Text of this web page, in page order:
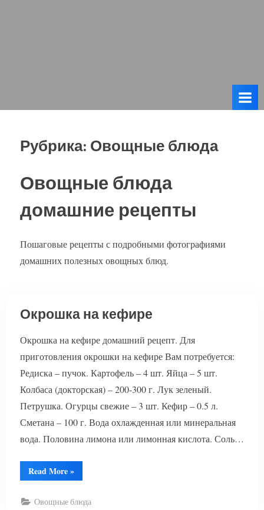
Рубрика: Овощные блюда
Овощные блюда
домашние рецепты
Пошаговые рецепты с подробными фотографиями
домашних полезных овощных блюд.
Окрошка на кефире
Окрошка на кефире домашний рецепт. Для
приготовления окрошки на кефире Вам потребуется:
Редиска – пучок. Картофель – 4 шт. Яйца – 5 шт.
Колбаса (докторская) – 200-300 г. Лук зеленый.
Петрушка. Огурцы свежие – 3 шт. Кефир – 0.5 л.
Сметана – 100 г. Вода охлажденная или минеральная
вода. Половина лимона или лимонная кислота. Соль…
Read More“Окрошка
на
»
Овощные блюда